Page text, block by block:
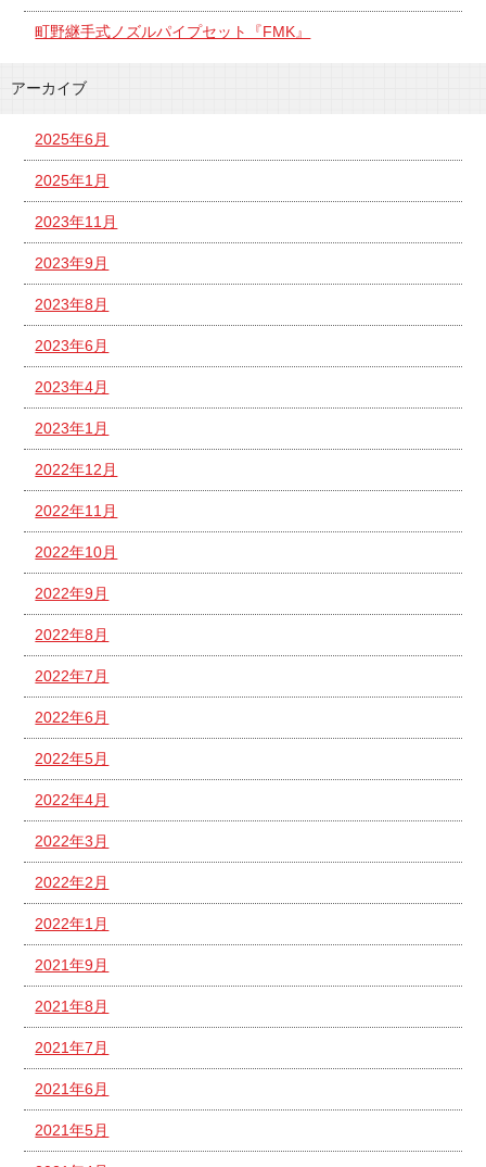
町野継手式ノズルパイプセット『FMK』
アーカイブ
2025年6月
2025年1月
2023年11月
2023年9月
2023年8月
2023年6月
2023年4月
2023年1月
2022年12月
2022年11月
2022年10月
2022年9月
2022年8月
2022年7月
2022年6月
2022年5月
2022年4月
2022年3月
2022年2月
2022年1月
2021年9月
2021年8月
2021年7月
2021年6月
2021年5月